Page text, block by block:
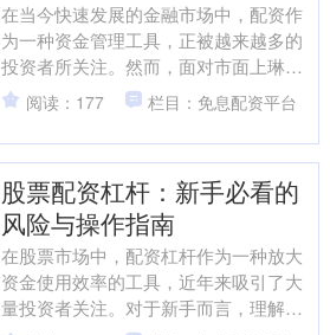
在当今快速发展的金融市场中，配资作
为一种资金管理工具，正被越来越多的
投资者所关注。然而，面对市面上琳琅
满目的配资平台，如何选择一家正规、
安全、专业的配资机构，成....
阅读：177 栏目：免息配资平台
股票配资杠杆：新手必看的
风险与操作指南
在股票市场中，配资杠杆作为一种放大
资金使用效率的工具，近年来吸引了大
量投资者关注。对于新手而言，理解杠